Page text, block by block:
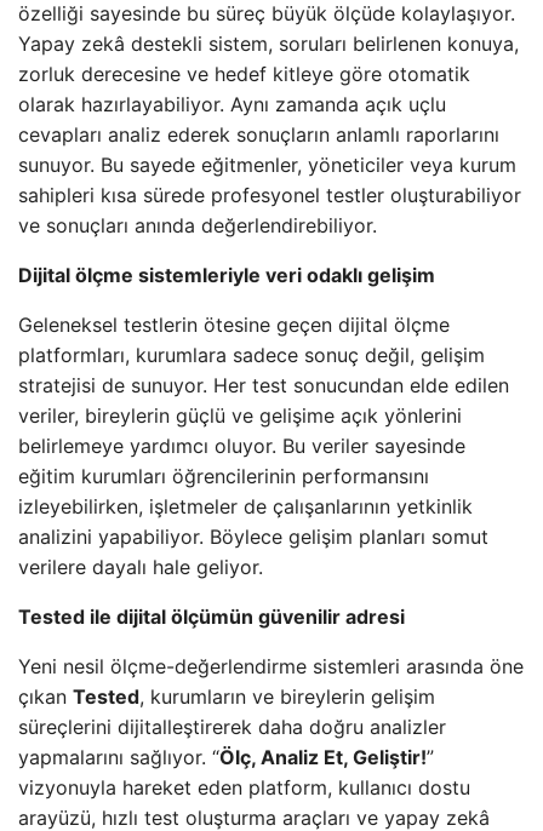
özelliği sayesinde bu süreç büyük ölçüde kolaylaşıyor.
Yapay zekâ destekli sistem, soruları belirlenen konuya,
zorluk derecesine ve hedef kitleye göre otomatik
olarak hazırlayabiliyor. Aynı zamanda açık uçlu
cevapları analiz ederek sonuçların anlamlı raporlarını
sunuyor. Bu sayede eğitmenler, yöneticiler veya kurum
sahipleri kısa sürede profesyonel testler oluşturabiliyor
ve sonuçları anında değerlendirebiliyor.
Dijital ölçme sistemleriyle veri odaklı gelişim
Geleneksel testlerin ötesine geçen dijital ölçme
platformları, kurumlara sadece sonuç değil, gelişim
stratejisi de sunuyor. Her test sonucundan elde edilen
veriler, bireylerin güçlü ve gelişime açık yönlerini
belirlemeye yardımcı oluyor. Bu veriler sayesinde
eğitim kurumları öğrencilerinin performansını
izleyebilirken, işletmeler de çalışanlarının yetkinlik
analizini yapabiliyor. Böylece gelişim planları somut
verilere dayalı hale geliyor.
Tested ile dijital ölçümün güvenilir adresi
Yeni nesil ölçme-değerlendirme sistemleri arasında öne
çıkan Tested, kurumların ve bireylerin gelişim
süreçlerini dijitalleştirerek daha doğru analizler
yapmalarını sağlıyor. “Ölç, Analiz Et, Geliştir!”
vizyonuyla hareket eden platform, kullanıcı dostu
arayüzü, hızlı test oluşturma araçları ve yapay zekâ